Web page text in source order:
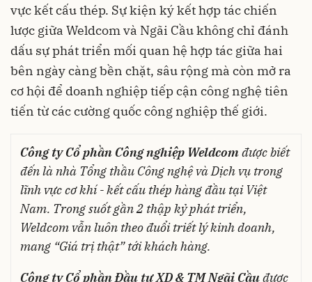
vực kết cấu thép. Sự kiện ký kết hợp tác chiến
lược giữa Weldcom và Ngãi Cầu không chỉ đánh
dấu sự phát triển mối quan hệ hợp tác giữa hai
bên ngày càng bền chặt, sâu rộng mà còn mở ra
cơ hội để doanh nghiệp tiếp cận công nghệ tiên
tiến từ các cường quốc công nghiệp thế giới.
Công ty Cổ phần Công nghiệp Weldcomđược biết
đến là nhà Tổng thầu Công nghệ và Dịch vụ trong
lĩnh vực cơ khí - kết cấu thép hàng đầu tại Việt
Nam. Trong suốt gần 2 thập kỷ phát triển,
Weldcom vẫn luôn theo đuổi triết lý kinh doanh,
mang “Giá trị thật” tới khách hàng.
Công ty Cổ phần Đầu tư XD & TM Ngãi Cầuđược